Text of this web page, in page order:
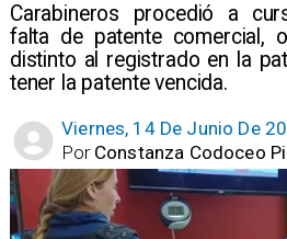
​Carabineros procedió a
falta de patente comercial,
distinto al registrado en la
tener la patente vencida.
Viernes, 14 De Junio De
Constanza Codoceo
Por